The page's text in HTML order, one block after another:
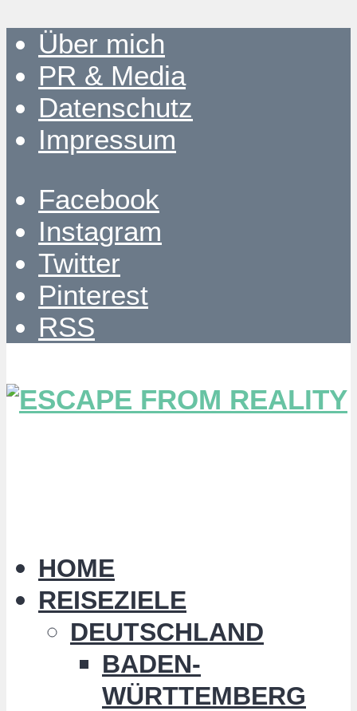
Über mich
PR & Media
Datenschutz
Impressum
Facebook
Instagram
Twitter
Pinterest
RSS
HOME
REISEZIELE
DEUTSCHLAND
BADEN-
WÜRTTEMBERG